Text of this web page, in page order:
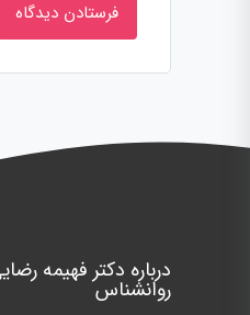
درباره دکتر فهیمه
روانشناس